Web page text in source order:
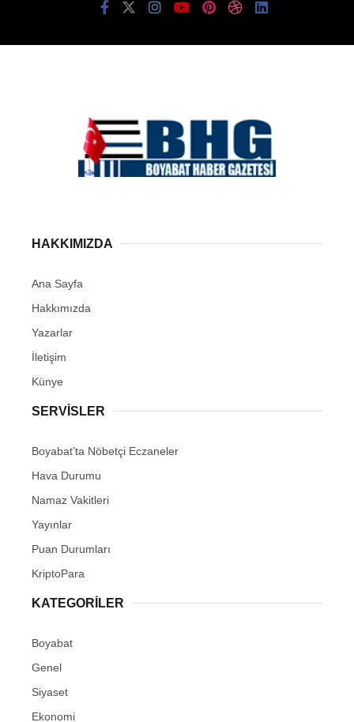
HAKKIMIZDA
Ana Sayfa
Hakkımızda
Yazarlar
İletişim
Künye
SERVISLER
Boyabat’ta Nöbetçi Eczaneler
Hava Durumu
Namaz Vakitleri
Yayınlar
Puan Durumları
KriptoPara
KATEGORILER
Boyabat
Genel
Siyaset
Ekonomi